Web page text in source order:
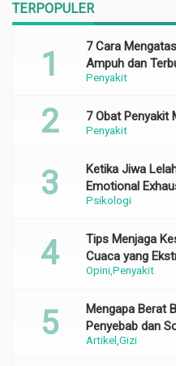
TERPOPULER
Penyakit
7 Cara
Ampuh dan
Penyakit
7 Obat Penyakit
Psikologi
Ketika Jiwa
Emotional
OpiniPenyakit
Tips Menjaga
Cuaca yang
Artikel Gizi
Mengapa Berat
Penyebab dan